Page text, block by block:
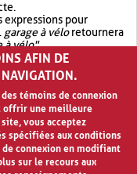
expressions pour
garage à véloretournera
à vélo".
OR.garage OR vélo
garage à vélo
AFIN DE
NAVIGATION.
témoins de connexion
offrir une meilleure
vous acceptez
spécifiées aux conditions
connexion en modifiant
sur le recours aux